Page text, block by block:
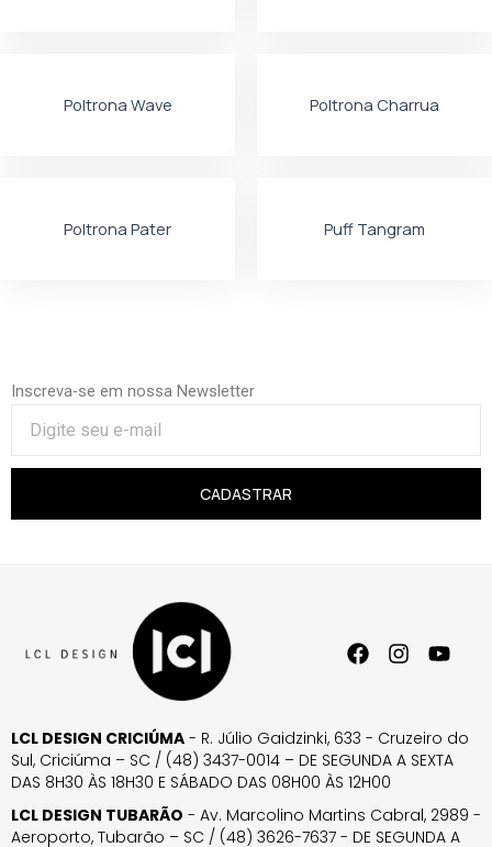
Poltrona Wave Poltrona Charrua
Poltrona Pater Puff Tangram
Inscreva-se em nossa Newsletter
CADASTRAR
LCL DESIGN CRICIÚMA - R. Júlio Gaidzinki, 633 - Cruzeiro do
Sul, Criciúma – SC / (48) 3437-0014 – DE SEGUNDA A SEXTA
DAS 8H30 ÀS 18H30 E SÁBADO DAS 08H00 ÀS 12H00
LCL DESIGN TUBARÃO - Av. Marcolino Martins Cabral, 2989 -
Aeroporto, Tubarão – SC / (48) 3626-7637 - DE SEGUNDA A